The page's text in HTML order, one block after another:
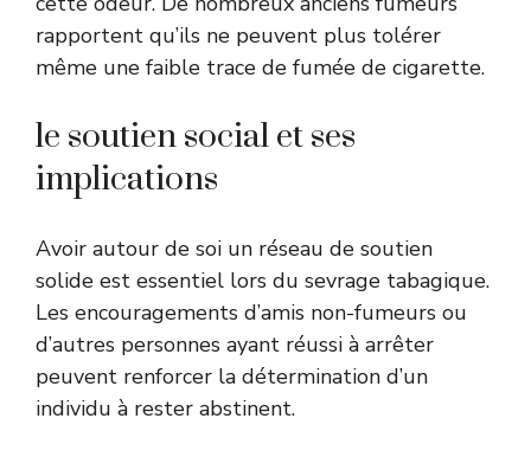
rapportent qu’ils ne peuvent plus tolérer
même une faible trace de fumée de cigarette.
le soutien social et ses
implications
Avoir autour de soi un réseau de soutien
solide est essentiel lors du sevrage tabagique.
Les encouragements d’amis non-fumeurs ou
d’autres personnes ayant réussi à arrêter
peuvent renforcer la détermination d’un
individu à rester abstinent.